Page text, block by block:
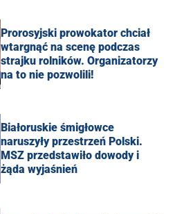
Prorosyjski prowokator chciał
wtargnąć na scenę podczas
strajku rolników. Organizatorzy
na to nie pozwolili!
Białoruskie śmigłowce
naruszyły przestrzeń Polski.
MSZ przedstawiło dowody i
żąda wyjaśnień